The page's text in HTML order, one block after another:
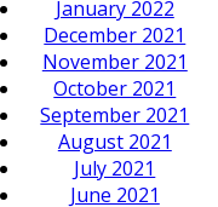
January 2022
December 2021
November 2021
October 2021
September 2021
August 2021
July 2021
June 2021